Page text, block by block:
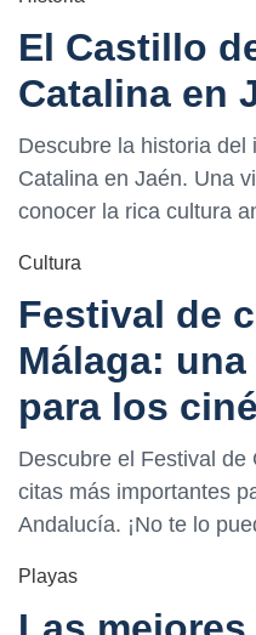
El Castillo
Catalina en
Descubre la historia del
Catalina en Jaén. Una
conocer la rica cultura
Cultura
Festival de
Málaga:
para los
Descubre el Festival
citas más importantes
Andalucía. ¡No te lo
Playas